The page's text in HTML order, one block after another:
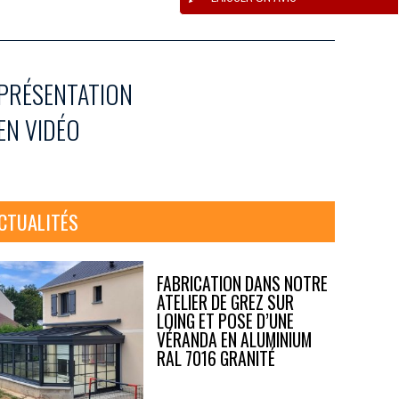
VIDÉO
FABRICATION DANS NOTRE
ATELIER DE GREZ SUR
LOING ET POSE D’UNE
VÉRANDA EN ALUMINIUM
RAL 7016 GRANITÉ